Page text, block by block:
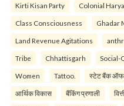
Kirti Kisan Party Colonial
Class Consciousness Ghadar
Land Revenue Agitations
Tribe Chhattisgarh Social-
Women Tattoo. स्टेट बैंक ऑफ
आर्थिक विकास बैंकिंग प्रणाली